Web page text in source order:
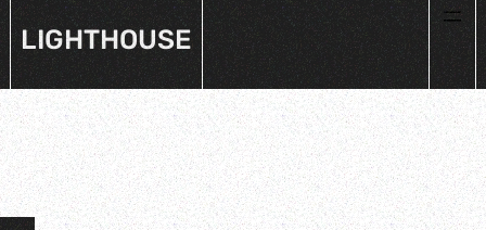
LIGHTHOUSE